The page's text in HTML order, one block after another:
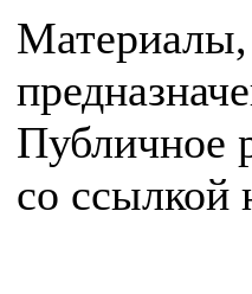
Публичное
со ссылкой